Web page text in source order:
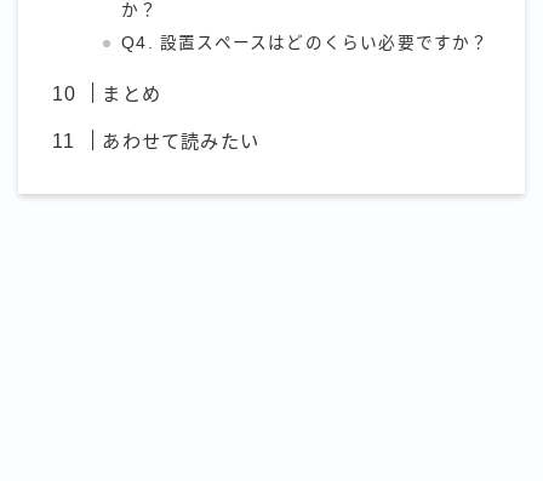
か？
Q4. 設置スペースはどのくらい必要ですか？
まとめ
あわせて読みたい